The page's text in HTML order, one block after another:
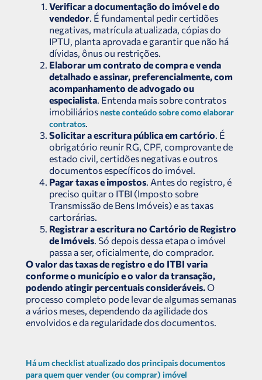
Verificar a documentação do imóvel e do
vendedor. É fundamental pedir certidões
negativas, matrícula atualizada, cópias do
IPTU, planta aprovada e garantir que não há
dívidas, ônus ou restrições.
Elaborar um contrato de compra e venda
detalhado e assinar, preferencialmente, com
acompanhamento de advogado ou
especialista. Entenda mais sobre contratos
imobiliários neste conteúdo sobre como elaborar
contratos.
Solicitar a escritura pública em cartório. É
obrigatório reunir RG, CPF, comprovante de
estado civil, certidões negativas e outros
documentos específicos do imóvel.
Pagar taxas e impostos. Antes do registro, é
preciso quitar o ITBI (Imposto sobre
Transmissão de Bens Imóveis) e as taxas
cartorárias.
Registrar a escritura no Cartório de Registro
de Imóveis. Só depois dessa etapa o imóvel
passa a ser, oficialmente, do comprador.
O valor das taxas de registro e do ITBI varia
conforme o município e o valor da transação,
podendo atingir percentuais consideráveis.O
processo completo pode levar de algumas semanas
a vários meses, dependendo da agilidade dos
envolvidos e da regularidade dos documentos.
Há um checklist atualizado dos principais documentos
para quem quer vender (ou comprar) imóvel